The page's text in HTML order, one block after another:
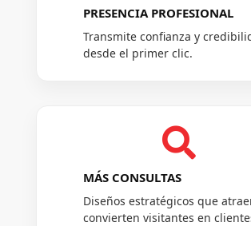
PRESENCIA PROFESIONAL
Transmite confianza y
desde el primer clic.

MÁS CONSULTAS
Diseños estratégicos que
convierten visitantes en